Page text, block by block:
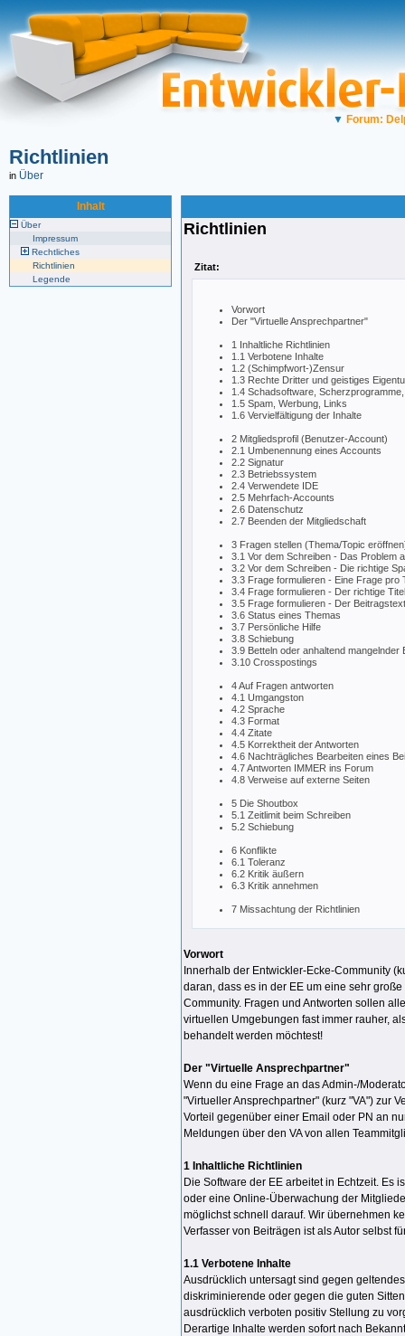
▼ Forum:
Richtlinien
in Über
Inhalt
Über
Impressum
Rechtliches
Richtlinien
Legende
Richtlinien
Zitat:
Vorwort
Der "Virtuelle Ansprechpartner"
1 Inhaltliche Richtlinien
1.1 Verbotene Inhalte
1.2 (Schimpfwort-)Zensur
1.3 Rechte Dritter und geistiges
1.4 Schadsoftware,
1.5 Spam, Werbung, Links
1.6 Vervielfältigung der Inhalte
2 Mitgliedsprofil (Benutzer-Account)
2.1 Umbenennung eines Accounts
2.2 Signatur
2.3 Betriebssystem
2.4 Verwendete IDE
2.5 Mehrfach-Accounts
2.6 Datenschutz
2.7 Beenden der Mitgliedschaft
3 Fragen stellen (Thema/Topic
3.1 Vor dem Schreiben - Das Problem
3.2 Vor dem Schreiben - Die richtige
3.3 Frage formulieren - Eine Frage pro
3.4 Frage formulieren - Der richtige Titel
3.5 Frage formulieren - Der Beitragstext
3.6 Status eines Themas
3.7 Persönliche Hilfe
3.8 Schiebung
3.9 Betteln oder anhaltend
3.10 Crosspostings
4 Auf Fragen antworten
4.1 Umgangston
4.2 Sprache
4.3 Format
4.4 Zitate
4.5 Korrektheit der Antworten
4.6 Nachträgliches Bearbeiten eines
4.7 Antworten IMMER ins Forum
4.8 Verweise auf externe Seiten
5 Die Shoutbox
5.1 Zeitlimit beim Schreiben
5.2 Schiebung
6 Konflikte
6.1 Toleranz
6.2 Kritik äußern
6.3 Kritik annehmen
7 Missachtung der Richtlinien
Vorwort
Innerhalb der Entwickler-Ecke-Community
daran, dass es in der EE um eine sehr
Community. Fragen und Antworten sollen
virtuellen Umgebungen fast immer rauher,
behandelt werden möchtest!
Der "Virtuelle Ansprechpartner"
Wenn du eine Frage an das Admin-/
"Virtueller Ansprechpartner" (kurz "VA") zur
Vorteil gegenüber einer Email oder PN an
Meldungen über den VA von allen
1 Inhaltliche Richtlinien
Die Software der EE arbeitet in Echtzeit. Es
oder eine Online-Überwachung der
möglichst schnell darauf. Wir übernehmen
Verfasser von Beiträgen ist als Autor selbst
1.1 Verbotene Inhalte
Ausdrücklich untersagt sind gegen
diskriminierende oder gegen die guten
ausdrücklich verboten positiv Stellung zu
Derartige Inhalte werden sofort nach